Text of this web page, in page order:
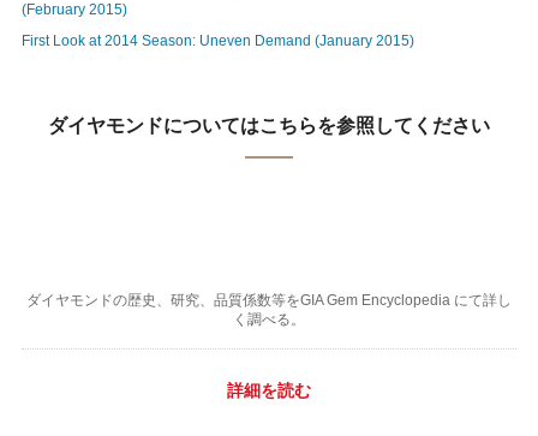
(February 2015)
First Look at 2014 Season: Uneven Demand (January 2015)
ダイヤモンドについてはこちらを参照してください
ダイヤモンドの歴史、研究、品質係数等をGIA Gem Encyclopedia にて詳し
く調べる。
詳細を読む